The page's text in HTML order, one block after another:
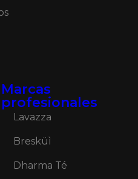
Marcas
profesionales
Lavazza
Bresküì
Dharma Té